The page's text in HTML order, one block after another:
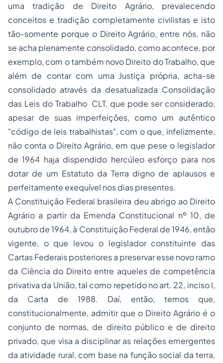
uma tradição de Direito Agrário, prevalecendo
conceitos e tradição completamente civilistas e isto
tão-somente porque o Direito Agrário, entre nós, não
se acha plenamente consolidado, como acontece, por
exemplo, com o também novo Direito do Trabalho, que
além de contar com uma Justiça própria, acha-se
consolidado através da desatualizada Consolidação
das Leis do Trabalho  CLT, que pode ser considerado,
apesar de suas imperfeições, como um autêntico
"código de leis trabalhistas", com o que, infelizmente,
não conta o Direito Agrário, em que pese o legislador
de 1964 haja dispendido hercúleo esforço para nos
dotar de um Estatuto da Terra digno de aplausos e
perfeitamente exequível nos dias presentes.
A Constituição Federal brasileira deu abrigo ao Direito
Agrário a partir da Emenda Constitucional nº 10, de
outubro de 1964, à Constituição Federal de 1946, então
vigente, o que levou o legislador constituinte das
Cartas Federais posteriores a preservar esse novo ramo
da Ciência do Direito entre aqueles de competência
privativa da União, tal como repetido no art. 22, inciso I,
da Carta de 1988. Daí, então, temos que,
constitucionalmente, admitir que o Direito Agrário é o
conjunto de normas, de direito público e de direito
privado, que visa a disciplinar as relações emergentes
da atividade rural, com base na função social da terra,